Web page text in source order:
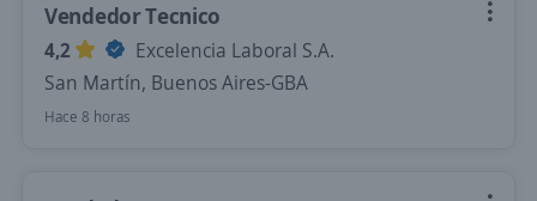
Vendedor Tecnico
4,2
Excelencia Laboral S.A.
San Martín, Buenos Aires-GBA
Hace 8 horas